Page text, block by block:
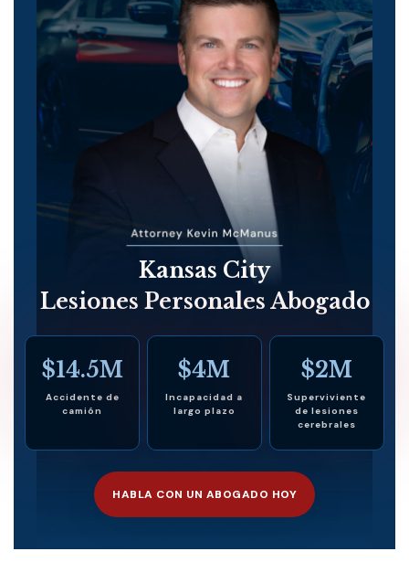
Kansas City
Lesiones Personales Abogado
$14.5M
Accidente de
camión
$4M
Incapacidad a
largo plazo
$2M
Superviviente
de lesiones
cerebrales
HABLA CON UN ABOGADO HOY